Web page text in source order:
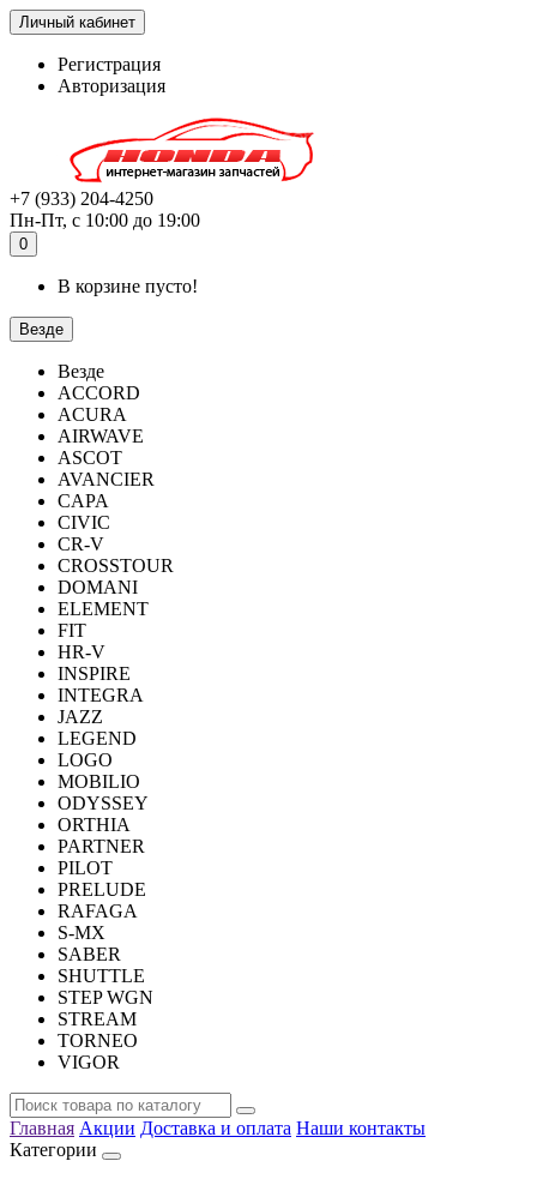
Личный кабинет
Регистрация
Авторизация
+7 (933) 204-4250
Пн-Пт, с 10:00 до 19:00
0
В корзине пусто!
Везде
Везде
ACCORD
ACURA
AIRWAVE
ASCOT
AVANCIER
CAPA
CIVIC
CR-V
CROSSTOUR
DOMANI
ELEMENT
FIT
HR-V
INSPIRE
INTEGRA
JAZZ
LEGEND
LOGO
MOBILIO
ODYSSEY
ORTHIA
PARTNER
PILOT
PRELUDE
RAFAGA
S-MX
SABER
SHUTTLE
STEP WGN
STREAM
TORNEO
VIGOR
Главная Акции Доставка и оплата Наши контакты
Категории